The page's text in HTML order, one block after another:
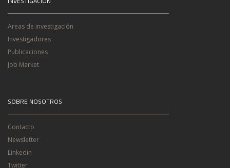
Areas de investigación
Investigadores
Publicaciones
Job Market
SOBRE NOSOTROS
Contacto
Newsletter
Linkedin
Twitter